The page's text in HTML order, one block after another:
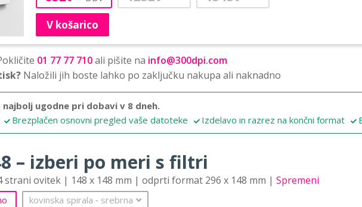
V košarico
01 77 77 710ali pišite na info@300dpi.com
Naložili jih boste lahko po zaključku nakupa ali naknadno
najbolj ugodne pri dobavi v 8 dneh.
Brezplačen osnovni pregled vaše datoteke Izdelavo in razrez na končni format
– izberi po meri s filtri
ovitek | 148 x 148 mm | odprti format 296 x 148 mm | Spremeni
kovinska spirala ‐ srebrna